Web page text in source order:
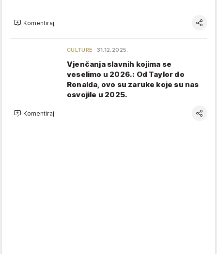
Komentiraj
CULTURE 31.12.2025.
Vjenčanja slavnih kojima se
veselimo u 2026.: Od Taylor do
Ronalda, ovo su zaruke koje su nas
osvojile u 2025.
Komentiraj